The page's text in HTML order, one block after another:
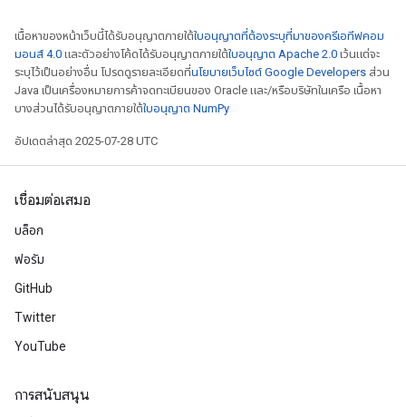
เนื้อหาของหน้าเว็บนี้ได้รับอนุญาตภายใต้ใบอนุญาตที่ต้องระบุที่มาของครีเอทีฟคอม
มอนส์ 4.0 และตัวอย่างโค้ดได้รับอนุญาตภายใต้ใบอนุญาต Apache 2.0 เว้นแต่จะ
ระบุไว้เป็นอย่างอื่น โปรดดูรายละเอียดที่นโยบายเว็บไซต์ Google Developers ส่วน
Java เป็นเครื่องหมายการค้าจดทะเบียนของ Oracle และ/หรือบริษัทในเครือ เนื้อหา
บางส่วนได้รับอนุญาตภายใต้ใบอนุญาต NumPy
อัปเดตล่าสุด 2025-07-28 UTC
เชื่อมต่อเสมอ
บล็อก
ฟอรัม
GitHub
Twitter
YouTube
การสนับสนุน